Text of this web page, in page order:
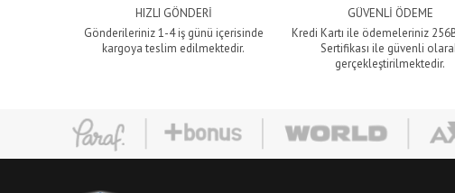
HIZLI GÖNDERİ
Gönderileriniz 1-4 iş günü içerisinde
kargoya teslim edilmektedir.
GÜVENLİ ÖDEME
Kredi Kartı ile ödemeleriniz
Sertifikası ile güvenli
gerçekleştirilmektedir.